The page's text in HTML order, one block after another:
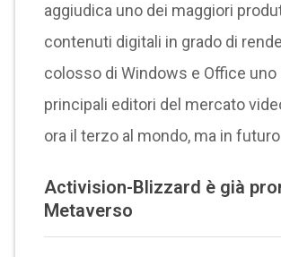
aggiudica uno dei maggiori
contenuti digitali in grado di
colosso di Windows e Office uno
principali editori del mercato
ora il terzo al mondo, ma in
Activision-Blizzard è già
Metaverso